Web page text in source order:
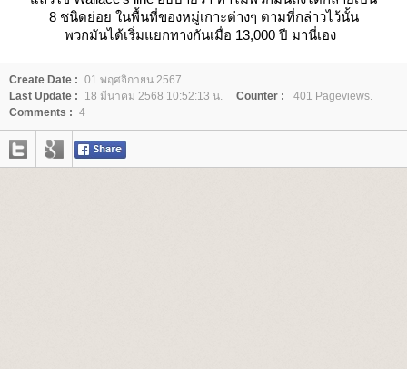
8 ชนิดย่อย ในพื้นที่ของหมู่เกาะต่างๆ ตามที่กล่าวไว้นั้น
พวกมันได้เริ่มแยกทางกันเมื่อ 13,000 ปี มานี่เอง
Create Date : 01 พฤศจิกายน 2567
Last Update :
18 มีนาคม 2568 10:52:13 น. Counter :
401 Pageviews.
Comments : 4